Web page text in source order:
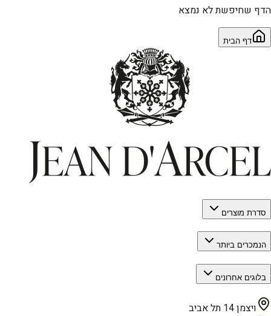
הדף שחיפשת לא נמצא
דף הבית
סדרת מוצרים
הנמכרים ביותר
בלוגים אחרונים
ויצמן 14 תל אביב